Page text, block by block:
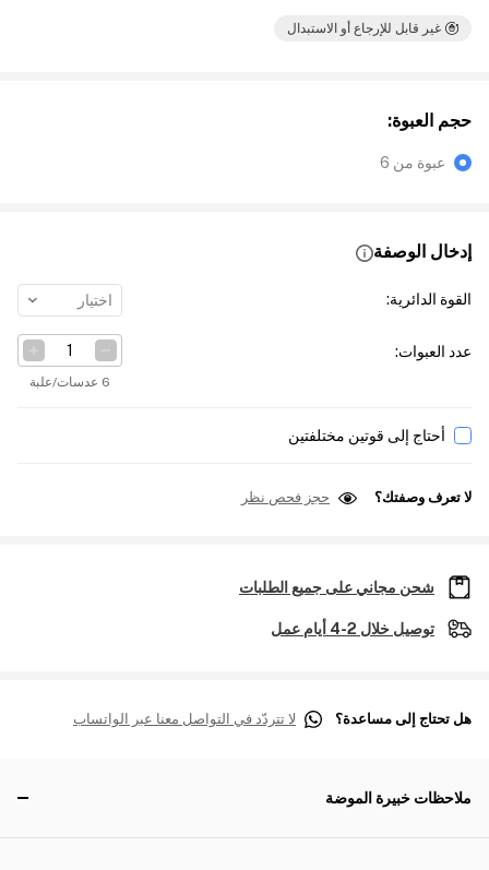
غير قابل للإرجاع أو الاستبدال
حجم العبوة:
عبوة من 6
إدخال الوصفة
القوة الدائرية: اختيار
عدد العبوات:
6 عدسات/علبة
أحتاج إلى قوتين مختلفتين
لا تعرف وصفتك؟ حجز فحص نظر
شحن مجاني على جميع الطلبات
توصيل خلال 2-4 أيام عمل
هل تحتاج إلى مساعدة؟ لا تتردّد في التواصل معنا عبر الواتساب
ملاحظات خبيرة الموضة